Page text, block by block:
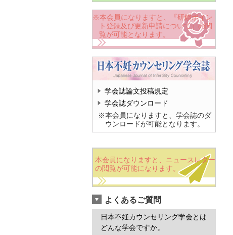
※本会員になりますと、『研鑚ポイン
ト登録及び更新申請について』の閲
覧が可能となります。
学会誌論文投稿規定
学会誌ダウンロード
※本会員になりますと、学会誌のダ
ウンロードが可能となります。
本会員になりますと、ニュースレター
の閲覧が可能になります。
よくあるご質問
日本不妊カウンセリング学会とは
どんな学会ですか。